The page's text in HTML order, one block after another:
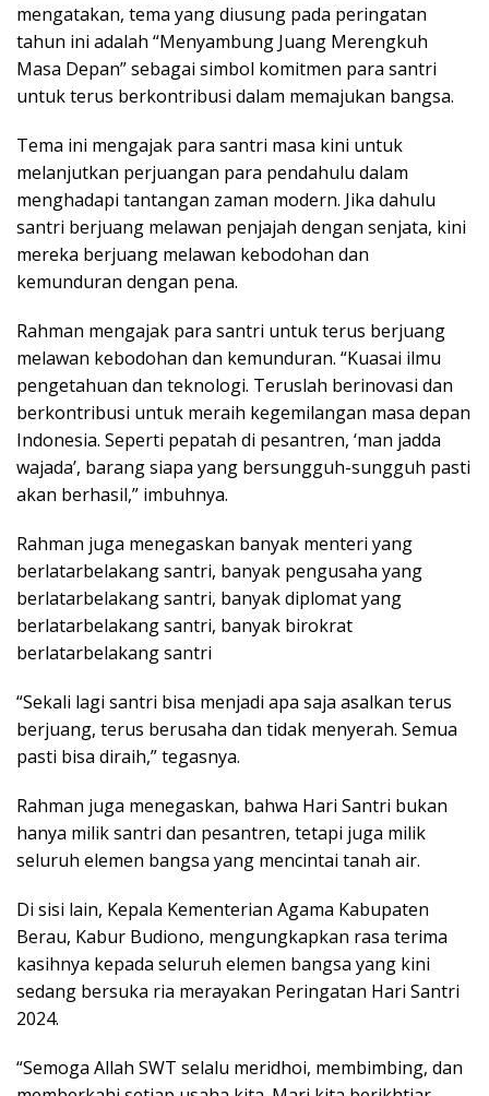
mengatakan, tema yang diusung pada peringatan
tahun ini adalah “Menyambung Juang Merengkuh
Masa Depan” sebagai simbol komitmen para santri
untuk terus berkontribusi dalam memajukan bangsa.
Tema ini mengajak para santri masa kini untuk
melanjutkan perjuangan para pendahulu dalam
menghadapi tantangan zaman modern. Jika dahulu
santri berjuang melawan penjajah dengan senjata, kini
mereka berjuang melawan kebodohan dan
kemunduran dengan pena.
Rahman mengajak para santri untuk terus berjuang
melawan kebodohan dan kemunduran. “Kuasai ilmu
pengetahuan dan teknologi. Teruslah berinovasi dan
berkontribusi untuk meraih kegemilangan masa depan
Indonesia. Seperti pepatah di pesantren, ‘man jadda
wajada’, barang siapa yang bersungguh-sungguh pasti
akan berhasil,” imbuhnya.
Rahman juga menegaskan banyak menteri yang
berlatarbelakang santri, banyak pengusaha yang
berlatarbelakang santri, banyak diplomat yang
berlatarbelakang santri, banyak birokrat
berlatarbelakang santri
“Sekali lagi santri bisa menjadi apa saja asalkan terus
berjuang, terus berusaha dan tidak menyerah. Semua
pasti bisa diraih,” tegasnya.
Rahman juga menegaskan, bahwa Hari Santri bukan
hanya milik santri dan pesantren, tetapi juga milik
seluruh elemen bangsa yang mencintai tanah air.
Di sisi lain, Kepala Kementerian Agama Kabupaten
Berau, Kabur Budiono, mengungkapkan rasa terima
kasihnya kepada seluruh elemen bangsa yang kini
sedang bersuka ria merayakan Peringatan Hari Santri
2024.
“Semoga Allah SWT selalu meridhoi, membimbing, dan